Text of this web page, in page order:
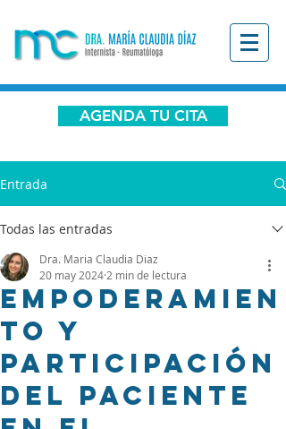
AGENDA TU CITA
Entrada
Todas las entradas
Empoderamien
to y
participación
del paciente
Dra. Maria Claudia Diaz
20 may 2024 2 min de lectura